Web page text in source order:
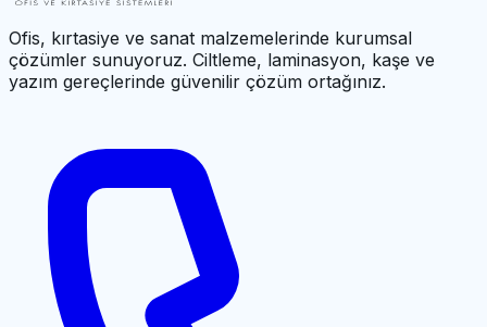
Ofis, kırtasiye ve sanat malzemelerinde kurumsal
çözümler sunuyoruz. Ciltleme, laminasyon, kaşe ve
yazım gereçlerinde güvenilir çözüm ortağınız.